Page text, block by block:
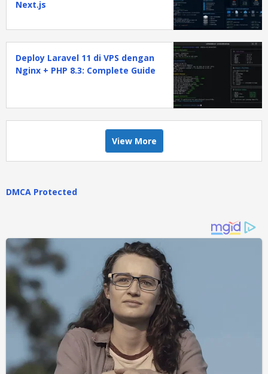
Next.js
Deploy Laravel 11 di VPS dengan
Nginx + PHP 8.3: Complete Guide
View More
DMCA Protected